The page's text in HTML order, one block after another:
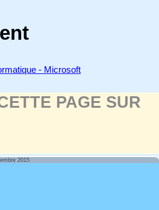
- Microsoft
PAGE SUR
2015